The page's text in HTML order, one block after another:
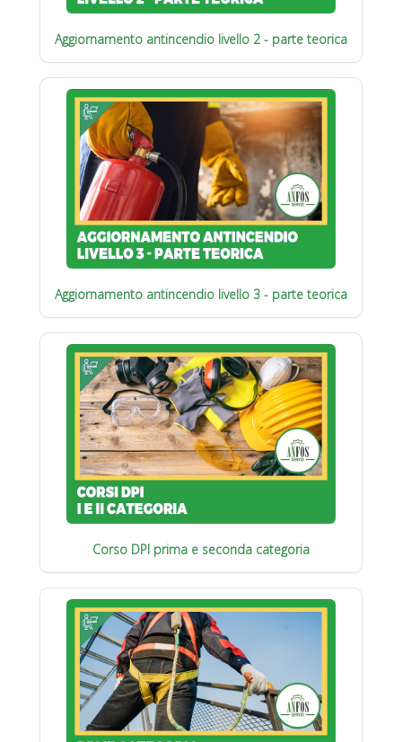
Aggiornamento antincendio livello 2 - parte teorica
Aggiornamento antincendio livello 3 - parte teorica
Corso DPI prima e seconda categoria